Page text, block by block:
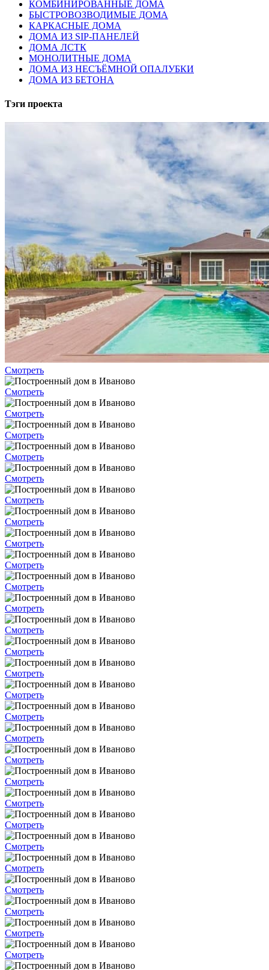
КОМБИНИРОВАННЫЕ ДОМА
БЫСТРОВОЗВОДИМЫЕ ДОМА
КАРКАСНЫЕ ДОМА
ДОМА ИЗ SIP-ПАНЕЛЕЙ
ДОМА ЛСТК
МОНОЛИТНЫЕ ДОМА
ДОМА ИЗ НЕСЪЁМНОЙ ОПАЛУБКИ
ДОМА ИЗ БЕТОНА
Тэги проекта
Смотреть
Смотреть
Смотреть
Смотреть
Смотреть
Смотреть
Смотреть
Смотреть
Смотреть
Смотреть
Смотреть
Смотреть
Смотреть
Смотреть
Смотреть
Смотреть
Смотреть
Смотреть
Смотреть
Смотреть
Смотреть
Смотреть
Смотреть
Смотреть
Смотреть
Смотреть
Смотреть
Смотреть